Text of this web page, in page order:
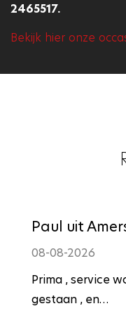
2465517.
Bekijk hier onze
Paul uit
08-08-2026
Prima , service
gestaan , en…